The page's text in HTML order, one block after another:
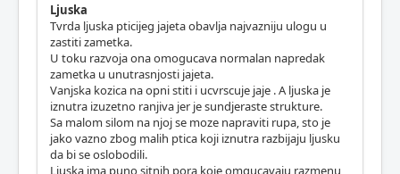
Ljuska
Tvrda ljuska pticijeg jajeta obavlja najvazniju ulogu u
zastiti zametka.
U toku razvoja ona omogucava normalan napredak
zametka u unutrasnjosti jajeta.
Vanjska kozica na opni stiti i ucvrscuje jaje . A ljuska je
iznutra izuzetno ranjiva jer je sundjeraste strukture.
Sa malom silom na njoj se moze napraviti rupa, sto je
jako vazno zbog malih ptica koji iznutra razbijaju ljusku
da bi se oslobodili.
Ljuska ima puno sitnih pora koje omgucavaju razmenu